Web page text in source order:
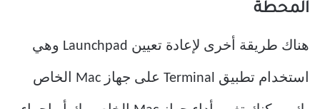
المحطة
هناك طريقة أخرى لإعادة تعيين Launchpad وهي
استخدام تطبيق Terminal على جهاز Mac الخاص